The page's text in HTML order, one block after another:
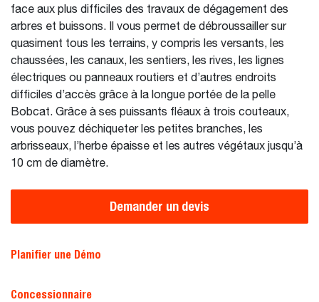
face aux plus difficiles des travaux de dégagement des
arbres et buissons. Il vous permet de débroussailler sur
quasiment tous les terrains, y compris les versants, les
chaussées, les canaux, les sentiers, les rives, les lignes
électriques ou panneaux routiers et d’autres endroits
difficiles d’accès grâce à la longue portée de la pelle
Bobcat. Grâce à ses puissants fléaux à trois couteaux,
vous pouvez déchiqueter les petites branches, les
arbrisseaux, l’herbe épaisse et les autres végétaux jusqu’à
10 cm de diamètre.
Demander un devis
Planifier une Démo
Concessionnaire